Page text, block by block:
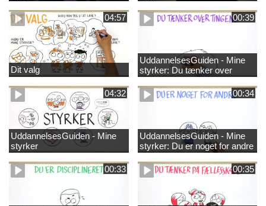
04:57
Dit valg
00:39
UddannelsesGuiden - Mine
styrker: Du tænker over
tingene
04:32
UddannelsesGuiden - Mine
styrker
00:34
UddannelsesGuiden - Mine
styrker: Du er noget for andre
00:33 00:35